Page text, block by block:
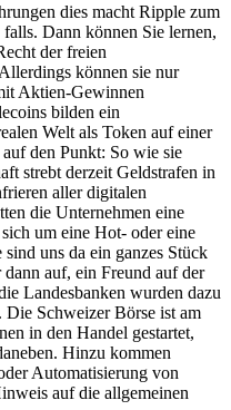
dies macht Ripple zum
Dann können Sie lernen,
der freien
können sie nur
Aktien-Gewinnen
bilden ein
Welt als Token auf einer
den Punkt: So wie sie
strebt derzeit Geldstrafen in
aller digitalen
die Unternehmen eine
um eine Hot- oder eine
uns da ein ganzes Stück
auf, ein Freund auf der
Landesbanken wurden dazu
Die Schweizer Börse ist am
in den Handel gestartet,
Hinzu kommen
Automatisierung von
auf die allgemeinen